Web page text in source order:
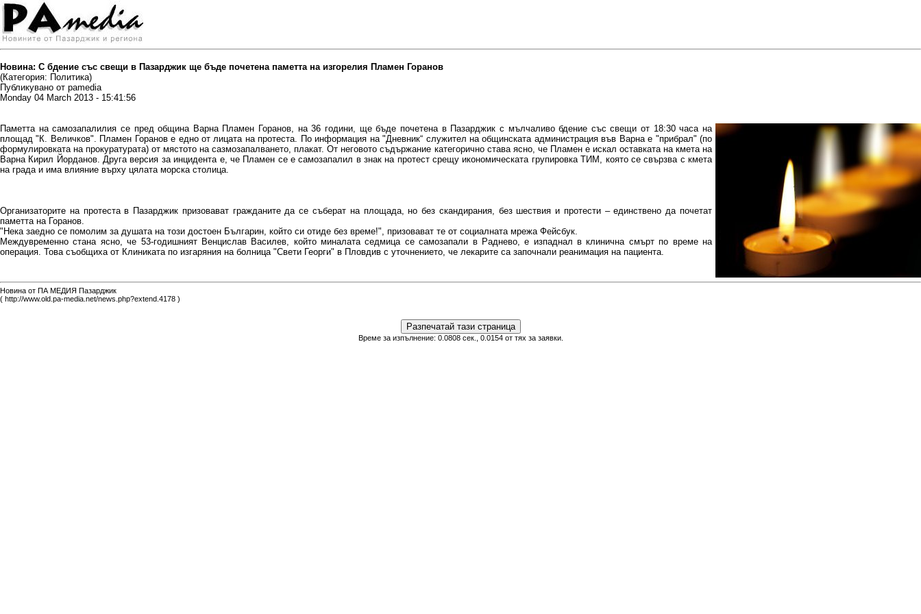
Новина: С бдение със свещи в Пазарджик ще бъде почетена паметта на изгорелия Пламен Горанов
(Категория: Политика)
Публикувано от pamedia
Monday 04 March 2013 - 15:41:56
Паметта на самозапалилия се пред община Варна Пламен Горанов, на 36 години, ще бъде почетена в Пазарджик с мълчаливо бдение със свещи от 18:30 часа на
площад "К. Величков". Пламен Горанов е едно от лицата на протеста. По информация на "Дневник“ служител на общинската администрация във Варна е "прибрал" (по
формулировката на прокуратурата) от мястото на сазмозапалването, плакат. От неговото съдържание категорично става ясно, че Пламен е искал оставката на кмета на
Варна Кирил Йорданов. Друга версия за инцидента е, че Пламен се е самозапалил в знак на протест срещу икономическата групировка ТИМ, която се свързва с кмета
на града и има влияние върху цялата морска столица.
Организаторите на протеста в Пазарджик призовават гражданите да се съберат на площада, но без скандирания, без шествия и протести – единствено да почетат
паметта на Горанов.
"Нека заедно се помолим за душата на този достоен Българин, който си отиде без време!", призовават те от социалната мрежа Фейсбук.
Междувременно стана ясно, че 53-годишният Венцислав Василев, който миналата седмица се самозапали в Раднево, е изпаднал в клинична смърт по време на
операция. Това съобщиха от Клиниката по изгаряния на болница "Свети Георги" в Пловдив с уточнението, че лекарите са започнали реанимация на пациента.
Новина от ПА МЕДИЯ Пазарджик
( http://www.old.pa-media.net/news.php?extend.4178 )
Време за изпълнение: 0.0808 сек., 0.0154 от тях за заявки.